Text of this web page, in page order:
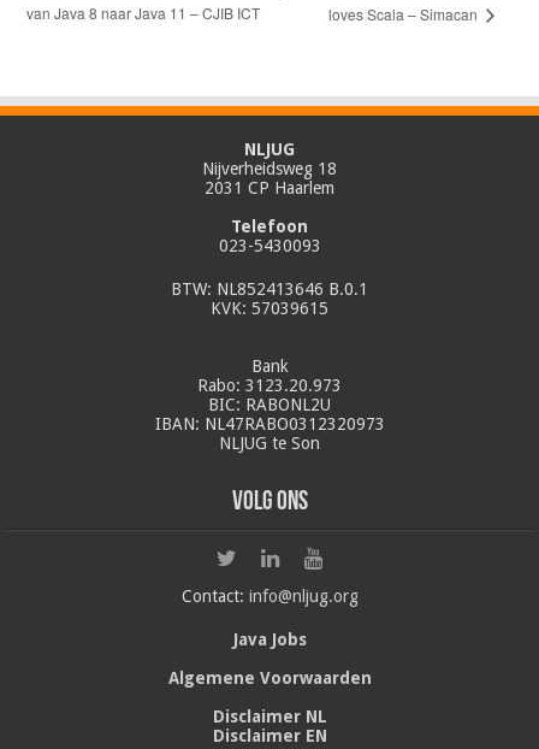
van Java 8 naar Java 11 – CJIB ICT
loves Scala – Simacan
NLJUG
Nijverheidsweg 18
2031 CP Haarlem
Telefoon
023-5430093
BTW: NL852413646 B.0.1
KVK: 57039615
Bank
Rabo: 3123.20.973
BIC: RABONL2U
IBAN: NL47RABO0312320973
NLJUG te Son
Volg ons
Contact: info@nljug.org
Java Jobs
Algemene Voorwaarden
Disclaimer NL
Disclaimer EN